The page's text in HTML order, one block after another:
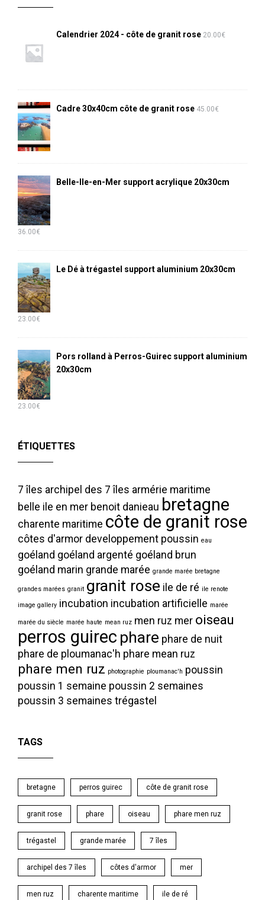
Calendrier 2024 - côte de granit rose 20.00€
Cadre 30x40cm côte de granit rose 45.00€
Belle-Ile-en-Mer support acrylique 20x30cm
36.00€
Le Dé à trégastel support aluminium 20x30cm
23.00€
Pors rolland à Perros-Guirec support aluminium
20x30cm
23.00€
ÉTIQUETTES
7 îles archipel des 7 îles armérie maritime
belle ile en mer benoit danieau bretagne
charente maritime côte de granit rose
côtes d'armor developpement poussin eau
goéland goéland argenté goéland brun
goéland marin grande marée grande marée bretagne
grandes marées granit granit rose ile de ré ile renote
image gallery incubation incubation artificielle marée
marée du siècle marée haute mean ruz men ruz mer oiseau
perros guirec phare phare de nuit
phare de ploumanac'h phare mean ruz
phare men ruz photographie ploumanac'h poussin
poussin 1 semaine poussin 2 semaines
poussin 3 semaines trégastel
TAGS
bretagne perros guirec côte de granit rose
granit rose phare oiseau phare men ruz
trégastel grande marée 7 îles
archipel des 7 îles côtes d'armor mer
men ruz charente maritime ile de ré